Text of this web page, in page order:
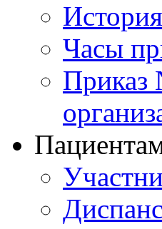
История
Часы
Приказ